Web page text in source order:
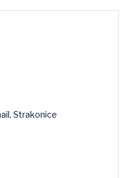
Strakonice